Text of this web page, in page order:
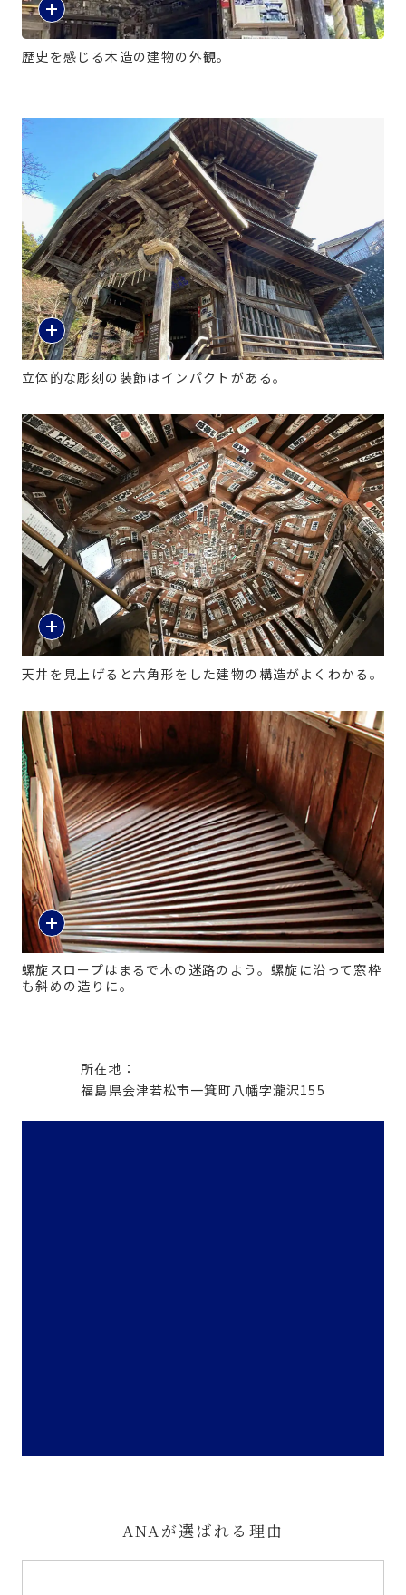
歴史を感じる木造の建物の外観。
立体的な彫刻の装飾はインパクトがある。
天井を見上げると六角形をした建物の構造がよくわかる。
螺旋スロープはまるで木の迷路のよう。螺旋に沿って窓枠
も斜めの造りに。
所在地：
福島県会津若松市一箕町八幡字瀧沢155
ANAが選ばれる理由